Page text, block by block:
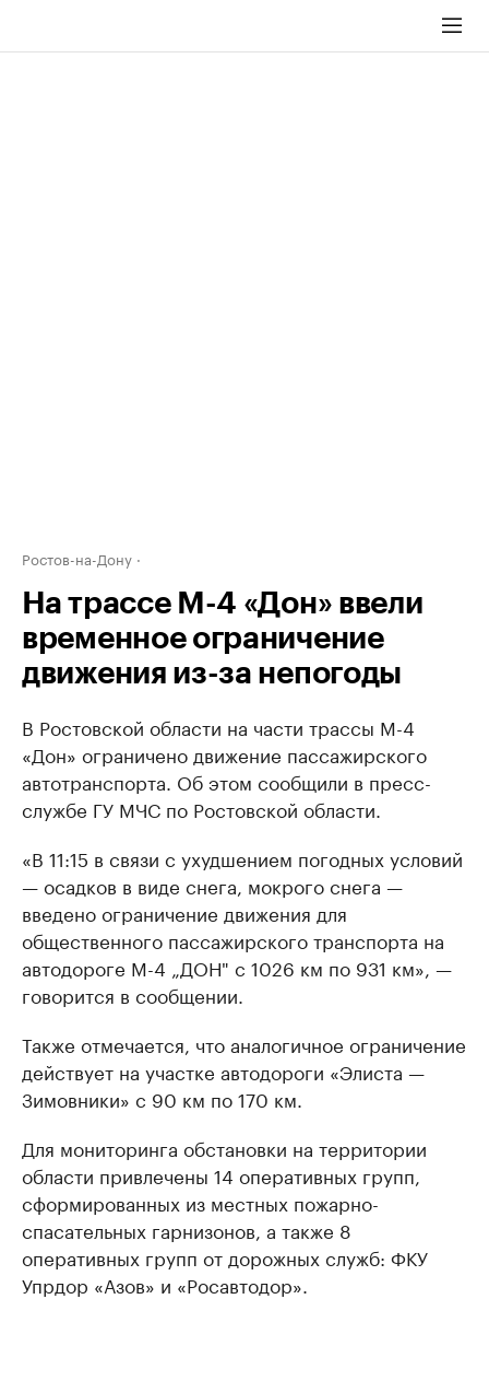
Ростов-на-Дону
На трассе М-4 «Дон» ввели
временное ограничение
движения из-за непогоды
В Ростовской области на части трассы М-4
«Дон» ограничено движение пассажирского
автотранспорта. Об этом сообщили в пресс-
службе ГУ МЧС по Ростовской области.
«В 11:15 в связи с ухудшением погодных условий
— осадков в виде снега, мокрого снега —
введено ограничение движения для
общественного пассажирского транспорта на
автодороге М-4 „ДОН" с 1026 км по 931 км», —
говорится в сообщении.
Также отмечается, что аналогичное ограничение
действует на участке автодороги «Элиста —
Зимовники» с 90 км по 170 км.
Для мониторинга обстановки на территории
области привлечены 14 оперативных групп,
сформированных из местных пожарно-
спасательных гарнизонов, а также 8
оперативных групп от дорожных служб: ФКУ
Упрдор «Азов» и «Росавтодор».